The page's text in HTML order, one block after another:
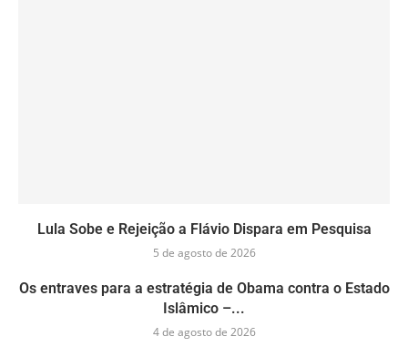
Lula Sobe e Rejeição a Flávio Dispara em Pesquisa
5 de agosto de 2026
Os entraves para a estratégia de Obama contra o Estado
Islâmico –...
4 de agosto de 2026